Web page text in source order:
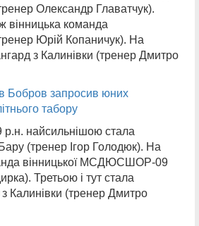
Олександр Главатчук).
вінницька команда
Юрій Копаничук). На
з Калинівки (тренер Дмитро
Бобров запросив юних
табору
найсильнішою стала
(тренер Ігор Голодюк). На
вінницької МСДЮСШОР-09
Третьою і тут стала
Калинівки (тренер Дмитро